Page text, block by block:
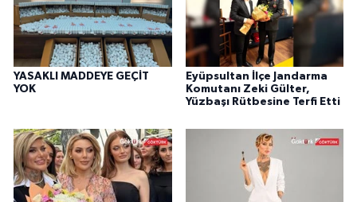
YASAKLI MADDEYE GEÇİT
YOK
Eyüpsultan İlçe Jandarma
Komutanı Zeki Gülter,
Yüzbaşı Rütbesine Terfi Etti